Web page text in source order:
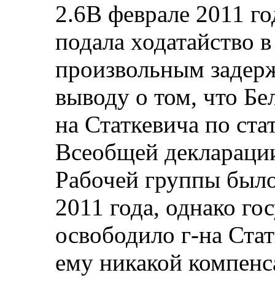
2.6В феврале 2011
подала ходатайство
произвольным
выводу о том, что
на Статкевича по
Всеобщей
Рабочей группы
2011 года, однако
освободило г-на
ему никакой